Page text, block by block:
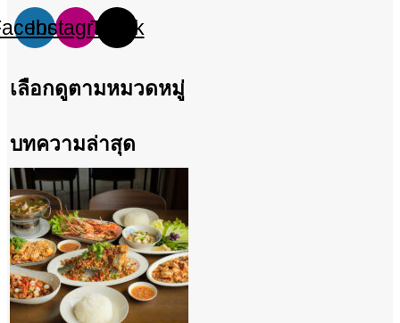
InstagramTiktok
เลือกดูตามหมวดหมู่
บทความล่าสุด